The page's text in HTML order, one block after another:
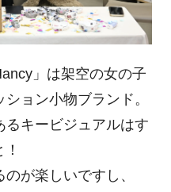
」は架空の女の子
ョン小物ブランド。
キービジュアルはす
が楽しいですし、